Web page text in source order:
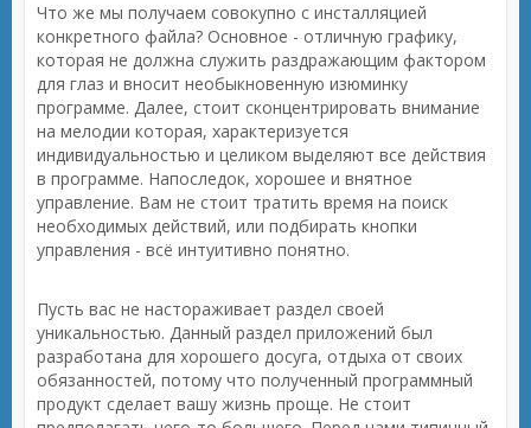
Что же мы получаем совокупно с инсталляцией
конкретного файла? Основное - отличную графику,
которая не должна служить раздражающим фактором
для глаз и вносит необыкновенную изюминку
программе. Далее, стоит сконцентрировать внимание
на мелодии которая, характеризуется
индивидуальностью и целиком выделяют все действия
в программе. Напоследок, хорошее и внятное
управление. Вам не стоит тратить время на поиск
необходимых действий, или подбирать кнопки
управления - всё интуитивно понятно.
Пусть вас не настораживает раздел своей
уникальностью. Данный раздел приложений был
разработана для хорошего досуга, отдыха от своих
обязанностей, потому что полученный программный
продукт сделает вашу жизнь проще. Не стоит